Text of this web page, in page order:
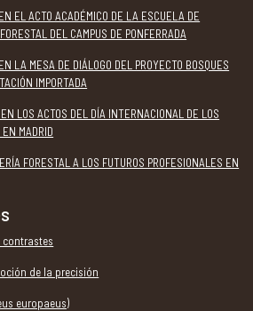
EL ACTO ACADÉMICO DE LA ESCUELA DE
DEL CAMPUS DE PONFERRADA
LA MESA DE DIÁLOGO DEL PROYECTO BOSQUES
IMPORTADA
LOS ACTOS DEL DÍA INTERNACIONAL DE LOS
MADRID
FORESTAL A LOS FUTUROS PROFESIONALES EN
contrastes
de la precisión
europaeus)